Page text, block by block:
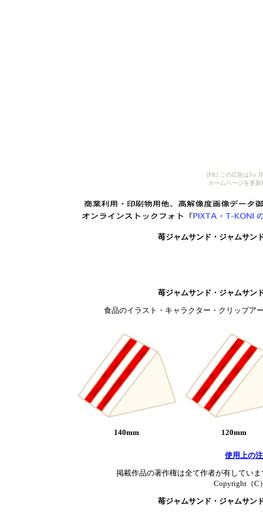
[PR] この広告は3ヶ
ホームページを更
苺ジャムサンド・ジャムサン
苺ジャムサンド・ジャムサン
食品のイラスト・キャラクター・クリップア
140mm 120mm
使用上の
掲載作品の著作権は全て作者が有してい
Copyright（C
苺ジャムサンド・ジャムサン